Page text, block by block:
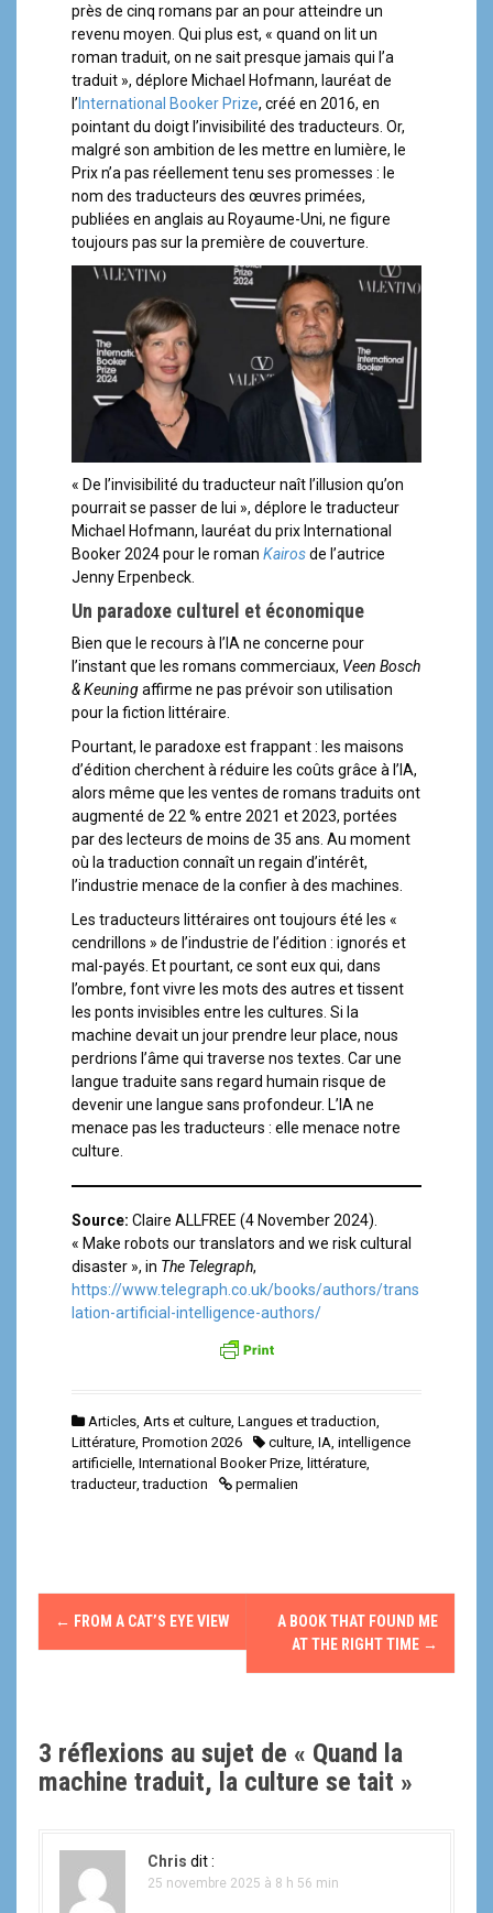
près de cinq romans par an pour atteindre un
revenu moyen. Qui plus est, « quand on lit un
roman traduit, on ne sait presque jamais qui l’a
traduit », déplore Michael Hofmann, lauréat de
l’ International Booker Prize, créé en 2016, en
pointant du doigt l’invisibilité des traducteurs. Or,
malgré son ambition de les mettre en lumière, le
Prix n’a pas réellement tenu ses promesses : le
nom des traducteurs des œuvres primées,
publiées en anglais au Royaume-Uni, ne figure
toujours pas sur la première de couverture.
« De l’invisibilité du traducteur naît l’illusion qu’on
pourrait se passer de lui », déplore le traducteur
Michael Hofmann, lauréat du prix International
Booker 2024 pour le roman Kairosde l’autrice
Jenny Erpenbeck.
Un paradoxe culturel et économique
Bien que le recours à l’IA ne concerne pour
l’instant que les romans commerciaux, Veen Bosch
& Keuningaffirme ne pas prévoir son utilisation
pour la fiction littéraire.
Pourtant, le paradoxe est frappant : les maisons
d’édition cherchent à réduire les coûts grâce à l’IA,
alors même que les ventes de romans traduits ont
augmenté de 22 % entre 2021 et 2023, portées
par des lecteurs de moins de 35 ans. Au moment
où la traduction connaît un regain d’intérêt,
l’industrie menace de la confier à des machines.
Les traducteurs littéraires ont toujours été les «
cendrillons » de l’industrie de l’édition : ignorés et
mal-payés. Et pourtant, ce sont eux qui, dans
l’ombre, font vivre les mots des autres et tissent
les ponts invisibles entre les cultures. Si la
machine devait un jour prendre leur place, nous
perdrions l’âme qui traverse nos textes. Car une
langue traduite sans regard humain risque de
devenir une langue sans profondeur. L’IA ne
menace pas les traducteurs : elle menace notre
culture.
Source: Claire ALLFREE (4 November 2024).
« Make robots our translators and we risk cultural
disaster », in The Telegraph,
https://www.telegraph.co.uk/books/authors/trans
lation-artificial-intelligence-authors/
Articles, Arts et culture, Langues et traduction,
Littérature, Promotion 2026 culture, IA, intelligence
artificielle, International Booker Prize, littérature,
traducteur,traduction permalien
N
a
i
g
← FROM A CAT’S EYE VIEW
A BOOK THAT FOUND ME
AT THE RIGHT TIME →
3 réflexions au sujet de « Quand la
machine traduit, la culture se tait »
Chris dit :
25 novembre 2025 à 8 h 56 min